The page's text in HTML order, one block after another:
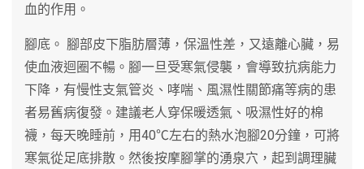
血的作用。
腳底。 腳部皮下脂肪層薄，保溫性差，又遠離心臟，易
使血液迴圈不暢。腳一旦受寒氣侵襲，會導致抗病能力
下降，有慢性支氣管炎、哮喘、風濕性關節痛等病的患
者易舊病復發。建議老人穿保暖透氣、吸濕性好的棉
襪，每天晚睡前，用40℃左右的熱水泡腳20分鐘，可將
寒氣從足底排散。然後按摩腳掌的湧泉穴，起到調理臟